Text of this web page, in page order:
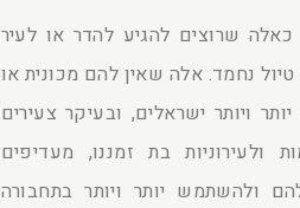
שרוצים להגיע להדר או לעיר
טיול נחמד. אלה שאין להם מכונית או
ויותר ישראלים, ובעיקר צעירים
ולעירוניות בת זמננו, מעדיפים
ולהשתמש יותר ויותר בתחבורה